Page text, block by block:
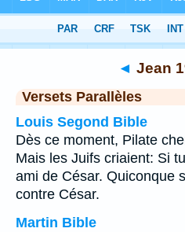
Chapitre 19> Verset 12
◄ Jean
Versets Parallèles
Louis Segond Bible
Dès ce moment, Pilate
Mais les Juifs criaient: Si
ami de César. Quiconque
contre César.
Martin Bible